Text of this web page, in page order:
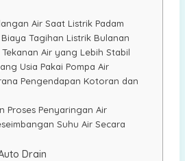
Air Saat Listrik Padam
Tagihan Listrik Bulanan
Tekanan Air yang Lebih Stabil
Usia Pakai Pompa Air
Pengendapan Kotoran dan
Proses Penyaringan Air
Suhu Air Secara
Drain